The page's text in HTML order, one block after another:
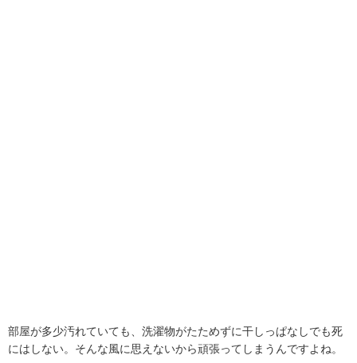
部屋が多少汚れていても、洗濯物がたためずに干しっぱなしでも死
にはしない。そんな風に思えないから頑張ってしまうんですよね。